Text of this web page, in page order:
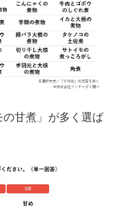
の甘煮」が多く選ば